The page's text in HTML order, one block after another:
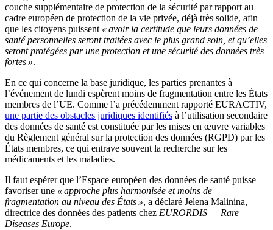
couche supplémentaire de protection de la sécurité par rapport au
cadre européen de protection de la vie privée, déjà très solide, afin
que les citoyens puissent « avoir la certitude que leurs données de
santé personnelles seront traitées avec le plus grand soin, et qu’elles
seront protégées par une protection et une sécurité des données très
fortes ».
En ce qui concerne la base juridique, les parties prenantes à
l’événement de lundi espèrent moins de fragmentation entre les États
membres de l’UE. Comme l’a précédemment rapporté EURACTIV,
une partie des obstacles juridiques identifiés à l’utilisation secondaire
des données de santé est constituée par les mises en œuvre variables
du Règlement général sur la protection des données (RGPD) par les
États membres, ce qui entrave souvent la recherche sur les
médicaments et les maladies.
Il faut espérer que l’Espace européen des données de santé puisse
favoriser une « approche plus harmonisée et moins de
fragmentation au niveau des États », a déclaré Jelena Malinina,
directrice des données des patients chez EURORDIS — Rare
Diseases Europe.